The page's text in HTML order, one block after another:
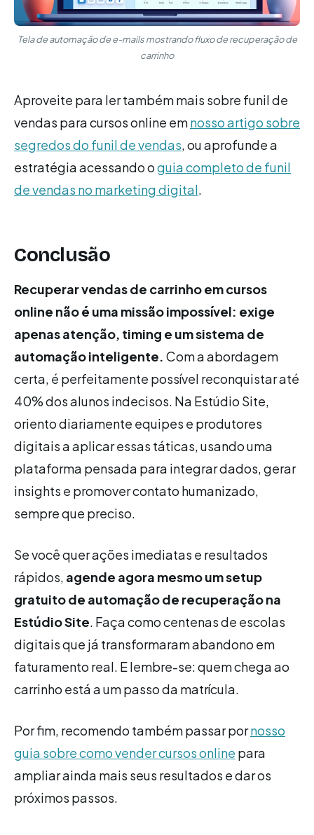
Tela de automação de e-mails mostrando fluxo de recuperação de
carrinho
Aproveite para ler também mais sobre funil de
vendas para cursos online emnosso artigo sobre
segredos do funil de vendas, ou aprofunde a
estratégia acessando oguia completo de funil
de vendas no marketing digital.
Conclusão
Recuperar vendas de carrinho em cursos
online não é uma missão impossível: exige
apenas atenção, timing e um sistema de
automação inteligente. Com a abordagem
certa, é perfeitamente possível reconquistar até
40% dos alunos indecisos. Na Estúdio Site,
oriento diariamente equipes e produtores
digitais a aplicar essas táticas, usando uma
plataforma pensada para integrar dados, gerar
insights e promover contato humanizado,
sempre que preciso.
Se você quer ações imediatas e resultados
rápidos, agende agora mesmo um setup
gratuito de automação de recuperação na
Estúdio Site. Faça como centenas de escolas
digitais que já transformaram abandono em
faturamento real. E lembre-se: quem chega ao
carrinho está a um passo da matrícula.
Por fim, recomendo também passar pornosso
guia sobre como vender cursos online para
ampliar ainda mais seus resultados e dar os
próximos passos.